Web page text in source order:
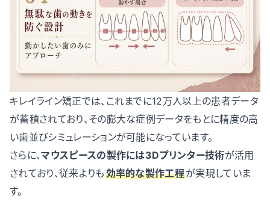
キレイライン矯正では、これまでに12万人以上の患者データ
が蓄積されており、その膨大な症例データをもとに精度の高
い歯並びシミュレーションが可能になっています。
さらに、マウスピースの製作には3Dプリンター技術が活用
されており、従来よりも効率的な製作工程が実現していま
す。